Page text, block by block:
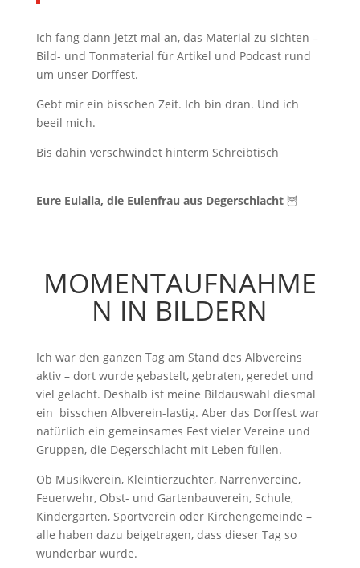
Ich fang dann jetzt mal an, das Material zu sichten –
Bild- und Tonmaterial für Artikel und Podcast rund
um unser Dorffest.
Gebt mir ein bisschen Zeit. Ich bin dran. Und ich
beeil mich.
Bis dahin verschwindet hinterm Schreibtisch
Eure Eulalia, die Eulenfrau aus Degerschlacht🦉
MOMENTAUFNAHME
N IN BILDERN
Ich war den ganzen Tag am Stand des Albvereins
aktiv – dort wurde gebastelt, gebraten, geredet und
viel gelacht. Deshalb ist meine Bildauswahl diesmal
ein bisschen Albverein-lastig. Aber das Dorffest war
natürlich ein gemeinsames Fest vieler Vereine und
Gruppen, die Degerschlacht mit Leben füllen.
Ob Musikverein, Kleintierzüchter, Narrenvereine,
Feuerwehr, Obst- und Gartenbauverein, Schule,
Kindergarten, Sportverein oder Kirchengemeinde –
alle haben dazu beigetragen, dass dieser Tag so
wunderbar wurde.